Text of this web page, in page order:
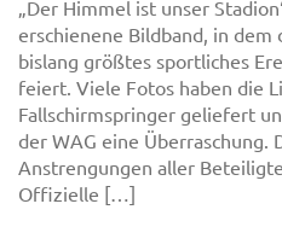
„Der Himmel ist unser
erschienene Bildband, in dem
bislang größtes sportliches
feiert. Viele Fotos haben die
Fallschirmspringer geliefert
der WAG eine Überraschung.
Anstrengungen aller
Offizielle […]